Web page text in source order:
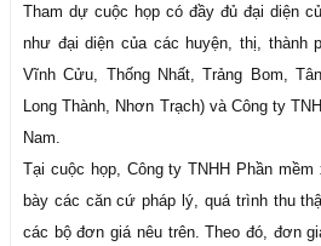
Tham dự cuộc họp có đầy đủ đại diện
như đại diện của các huyện, thị, thành
Vĩnh Cửu, Thống Nhất, Trảng Bom,
Long Thành, Nhơn Trạch) và Công ty
Nam.
Tại cuộc họp, Công ty TNHH Phần
bày các căn cứ pháp lý, quá trình thu
các bộ đơn giá nêu trên. Theo đó, đơn